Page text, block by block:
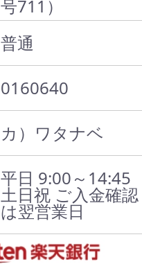
号711）
普通
0160640
カ）ワタナベ
平日 9:00～14:45
土日祝 ご入金確認
は翌営業日